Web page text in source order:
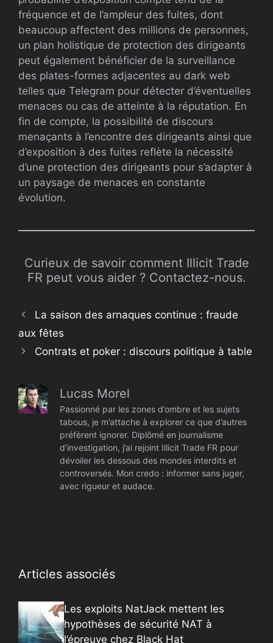
fréquence et de l’ampleur des fuites, dont
beaucoup affectent des millions de personnes,
un plan holistique de protection des dirigeants
peut également bénéficier de la surveillance
des plates-formes adjacentes au dark web
telles que Telegram pour détecter d’éventuelles
menaces ou cas de atteinte à la réputation. En
fin de compte, la possibilité de discours
menaçants à l’encontre des dirigeants ainsi que
d’exposition à des fuites reflète la nécessité
d’une protection des dirigeants pour s’adapter à
un paysage de menaces en constante
évolution.
Curieux de savoir comment Illicit Trade
FR peut vous aider ? Contactez-nous.
La saison des arnaques continue : fraude
aux fêtes
Contrats et poker : discours politique à table
Lucas Morel
Passionné par les zones d’ombre et les sujets
tabous, je m’attache à explorer ce que d’autres
préfèrent ignorer. Diplômé en journalisme
d’investigation, j’ai rejoint Illicit Trade FR pour
dévoiler les dessous des mondes interdits et
controversés. Mon credo : informer sans juger,
avec rigueur et audace.
Articles associés
Les exploits NatJack mettent les
hypothèses de sécurité NAT à
l’épreuve chez Black Hat